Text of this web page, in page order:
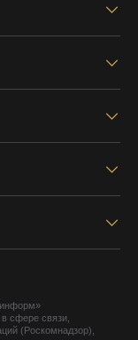
сфере связи,
(Роскомнадзор),